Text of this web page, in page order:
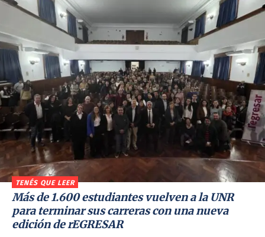
TENÉS QUE LEER
Más de 1.600 estudiantes vuelven a la UNR
para terminar sus carreras con una nueva
edición de rEGRESAR